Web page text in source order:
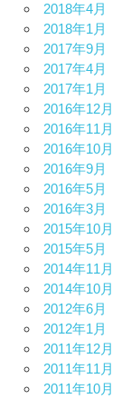
2018年4月
2018年1月
2017年9月
2017年4月
2017年1月
2016年12月
2016年11月
2016年10月
2016年9月
2016年5月
2016年3月
2015年10月
2015年5月
2014年11月
2014年10月
2012年6月
2012年1月
2011年12月
2011年11月
2011年10月